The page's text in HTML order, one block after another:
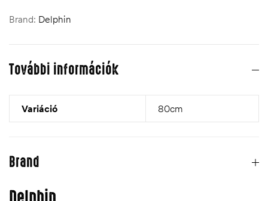
Brand: Delphin
További információk
Variáció 80cm
Brand